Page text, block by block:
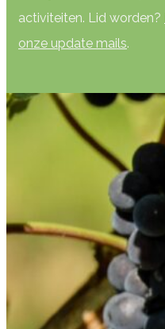
activiteiten. Lid worden?
onze update mails.